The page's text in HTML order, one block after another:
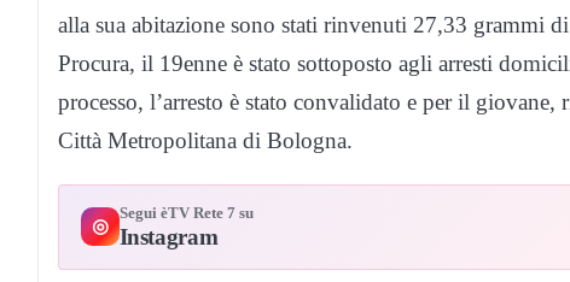
alla sua abitazione sono stati rinvenuti 27,33 grammi
Procura, il 19enne è stato sottoposto agli arresti
processo, l’arresto è stato convalidato e per il
Città Metropolitana di Bologna.
◎
Segui èTV Rete 7 su
Instagram